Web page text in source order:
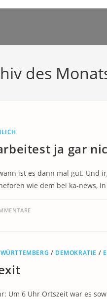
des
ja gar
ist es dann mal gut. Und
wie dem bei ka-news,
/ DEMOKRATIE /
Um 6 Uhr Ortszeit war es